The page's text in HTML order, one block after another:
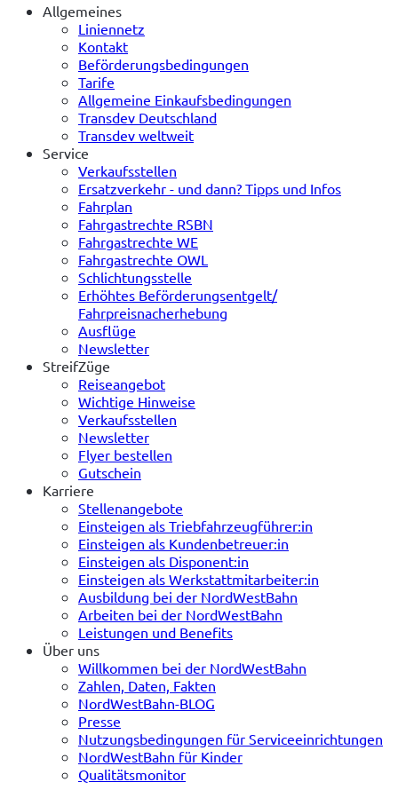
Allgemeines
Liniennetz
Kontakt
Beförderungsbedingungen
Tarife
Allgemeine Einkaufsbedingungen
Transdev Deutschland
Transdev weltweit
Service
Verkaufsstellen
Ersatzverkehr - und dann? Tipps und Infos
Fahrplan
Fahrgastrechte RSBN
Fahrgastrechte WE
Fahrgastrechte OWL
Schlichtungsstelle
Erhöhtes Beförderungsentgelt/
Fahrpreisnacherhebung
Ausflüge
Newsletter
StreifZüge
Reiseangebot
Wichtige Hinweise
Verkaufsstellen
Newsletter
Flyer bestellen
Gutschein
Karriere
Stellenangebote
Einsteigen als Triebfahrzeugführer:in
Einsteigen als Kundenbetreuer:in
Einsteigen als Disponent:in
Einsteigen als Werkstattmitarbeiter:in
Ausbildung bei der NordWestBahn
Arbeiten bei der NordWestBahn
Leistungen und Benefits
Über uns
Willkommen bei der NordWestBahn
Zahlen, Daten, Fakten
NordWestBahn-BLOG
Presse
Nutzungsbedingungen für Serviceeinrichtungen
NordWestBahn für Kinder
Qualitätsmonitor